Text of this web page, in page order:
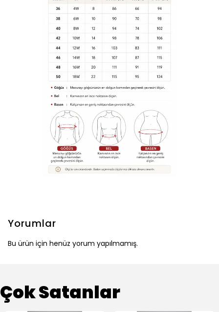
Yorumlar
Bu ürün için henüz yorum yapılmamış.
Çok Satanlar